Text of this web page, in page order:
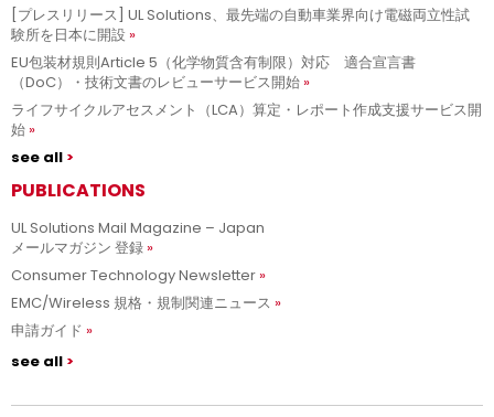
[プレスリリース] UL Solutions、最先端の自動車業界向け電磁両立性試
験所を日本に開設
EU包装材規則Article 5（化学物質含有制限）対応 適合宣言書
（DoC）・技術文書のレビューサービス開始
ライフサイクルアセスメント（LCA）算定・レポート作成支援サービス開
始
see all
PUBLICATIONS
UL Solutions Mail Magazine – Japan
メールマガジン 登録
Consumer Technology Newsletter
EMC/Wireless 規格・規制関連ニュース
申請ガイド
see all